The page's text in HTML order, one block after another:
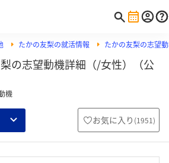
たかの友梨の就活情報 たかの友梨の志望
の志望動機詳細（/女性）（公
機
お気に入り (1951)